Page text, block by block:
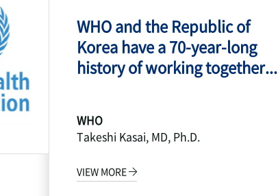
WHO and the Republic of
Korea have a 70-year-long
history of working together...
WHO
Takeshi Kasai, MD, Ph.D.
VIEW MORE